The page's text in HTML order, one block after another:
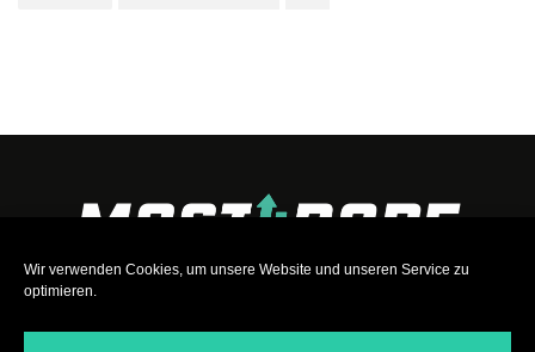
Wir verwenden Cookies, um unsere Website und unseren Service zu
optimieren.